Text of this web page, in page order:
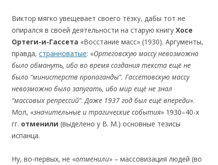
Виктор мягко увещевает своего тёзку, дабы тот не
опирался в своей деятельности на старую книгу Хосе
Ортеги-и-Гассета «Восстание масс» (1930). Аргументы,
правда, странноватые: «Ортеговскую массу невозможно
было обмануть, ибо во время создания текста ещё не
было “министерств пропаганды”. Гассетовскую массу
невозможно было запугать, ибо мир ещё не знал
“массовых репрессий”. Даже 1937 год был ещё впереди».
Мол, «значительные и трагические события» 1930–40-х
гг. отменили (выделено у В. М.) основные тезисы
испанца.
Ну, во-первых, не «отменили» – массовизация людей (во